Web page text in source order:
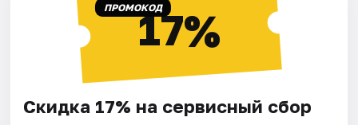
ПРОМОКОД17%
Скидка 17% на сервисный сбор